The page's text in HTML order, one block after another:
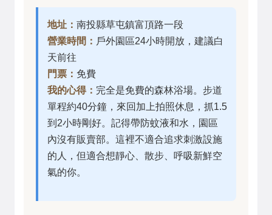
地址： 南投縣草屯鎮富頂路一段
營業時間： 戶外園區24小時開放，建議白
天前往
門票： 免費
我的心得： 完全是免費的森林浴場。步道
單程約40分鐘，來回加上拍照休息，抓1.5
到2小時剛好。記得帶防蚊液和水，園區
內沒有販賣部。這裡不適合追求刺激設施
的人，但適合想靜心、散步、呼吸新鮮空
氣的你。